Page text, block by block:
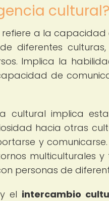
cultural?
refiere a la
diferentes
Implica la
de
cultural implica
hacia otras
y
multiculturales
personas de
el intercambio